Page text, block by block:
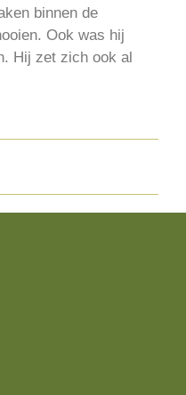
binnen de
Ook was hij
Hij zet zich ook al